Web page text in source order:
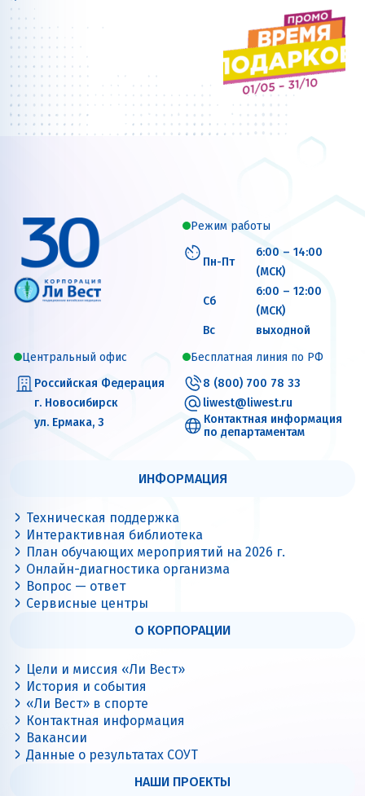
Режим работы
Пн-Пт
6:00 – 14:00
(МСК)
Сб
6:00 – 12:00
(МСК)
Вс
выходной
Центральный офис
Российская Федерация
г. Новосибирск
ул. Ермака, 3
Бесплатная линия по РФ
8 (800) 700 78 33
liwest@liwest.ru
Контактная информация
по департаментам
ИНФОРМАЦИЯ
Техническая поддержка
Интерактивная библиотека
План обучающих мероприятий на 2026 г.
Онлайн-диагностика организма
Вопрос — ответ
Сервисные центры
О КОРПОРАЦИИ
Цели и миссия «Ли Вест»
История и события
«Ли Вест» в спорте
Контактная информация
Вакансии
Данные о результатах СОУТ
НАШИ ПРОЕКТЫ